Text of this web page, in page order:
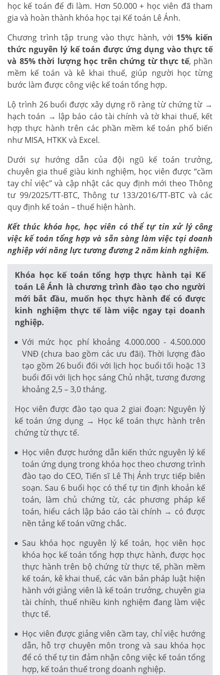
học kế toán để đi làm. Hơn 50.000 + học viên đã tham
gia và hoàn thành khóa học tại Kế toán Lê Ánh.
Chương trình tập trung vào thực hành, với 15% kiến
thức nguyên lý kế toán được ứng dụng vào thực tế
và 85% thời lượng học trên chứng từ thực tế, phần
mềm kế toán và kê khai thuế, giúp người học từng
bước làm được công việc kế toán tổng hợp.
Lộ trình 26 buổi được xây dựng rõ ràng từ chứng từ →
hạch toán → lập báo cáo tài chính và tờ khai thuế, kết
hợp thực hành trên các phần mềm kế toán phổ biến
như MISA, HTKK và Excel.
Dưới sự hướng dẫn của đội ngũ kế toán trưởng,
chuyên gia thuế giàu kinh nghiệm, học viên được “cầm
tay chỉ việc” và cập nhật các quy định mới theo Thông
tư 99/2025/TT-BTC, Thông tư 133/2016/TT-BTC và các
quy định kế toán – thuế hiện hành.
Kết thúc khóa học, học viên có thể tự tin xử lý công
việc kế toán tổng hợp và sẵn sàng làm việc tại doanh
nghiệp với năng lực tương đương 2 năm kinh nghiệm.
Khóa học kế toán tổng hợp thực hành tại Kế
toán Lê Ánh là chương trình đào tạo cho người
mới bắt đầu, muốn học thực hành để có được
kinh nghiệm thực tế làm việc ngay tại doanh
nghiệp.
Với mức học phí khoảng 4.000.000 - 4.500.000
VNĐ (chưa bao gồm các ưu đãi). Thời lượng đào
tạo gồm 26 buổi đối với lịch học buổi tối hoặc 13
buổi đối với lịch học sáng Chủ nhật, tương đương
khoảng 2,5 – 3,0 tháng.
Học viên được đào tạo qua 2 giai đoạn: Nguyên lý
kế toán ứng dụng → Học kế toán thực hành trên
chứng từ thực tế.
Học viên được hướng dẫn kiến thức nguyên lý kế
toán ứng dụng trong khóa học theo chương trình
đào tạo do CEO, Tiến sĩ Lê Thị Ánh trực tiếp biên
soạn. Sau 6 buổi học có thể tự tin định khoản kế
toán, làm chủ chứng từ, các phương pháp kế
toán, hiểu cách lập báo cáo tài chính → có được
nền tảng kế toán vững chắc.
Sau khóa học nguyên lý kế toán, học viên học
khóa học kế toán tổng hợp thực hành, được học
thực hành trên bộ chứng từ thực tế, phần mềm
kế toán, kê khai thuế, các văn bản pháp luật hiện
hành với giảng viên là kế toán trưởng, chuyên gia
tài chính, thuế nhiều kinh nghiệm đang làm việc
thực tế.
Học viên được giảng viên cầm tay, chỉ việc hướng
dẫn, hỗ trợ chuyên môn trong và sau khóa học
để có thể tự tin đảm nhận công việc kế toán tổng
hợp, kế toán thuế trong doanh nghiệp.